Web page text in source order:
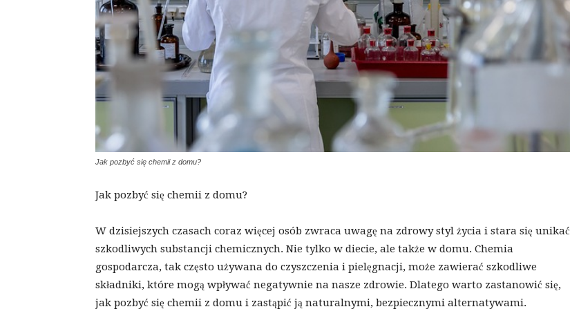
Jak pozbyć się chemii z domu?
Jak pozbyć się chemii z domu?
W dzisiejszych czasach coraz więcej osób zwraca uwagę na zdrowy styl życia i stara się unikać
szkodliwych substancji chemicznych. Nie tylko w diecie, ale także w domu. Chemia
gospodarcza, tak często używana do czyszczenia i pielęgnacji, może zawierać szkodliwe
składniki, które mogą wpływać negatywnie na nasze zdrowie. Dlatego warto zastanowić się,
jak pozbyć się chemii z domu i zastąpić ją naturalnymi, bezpiecznymi alternatywami.